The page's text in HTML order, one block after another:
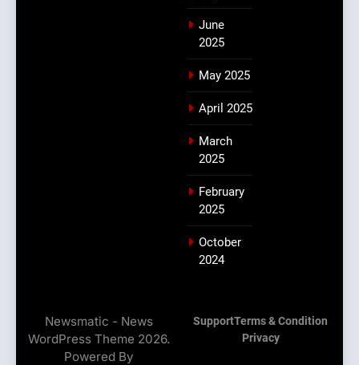
June
2025
May 2025
April 2025
March
2025
February
2025
October
2024
Newsmatic - News
WordPress Theme 2026.
Powered By
SupportTerms & Condition
Privacy